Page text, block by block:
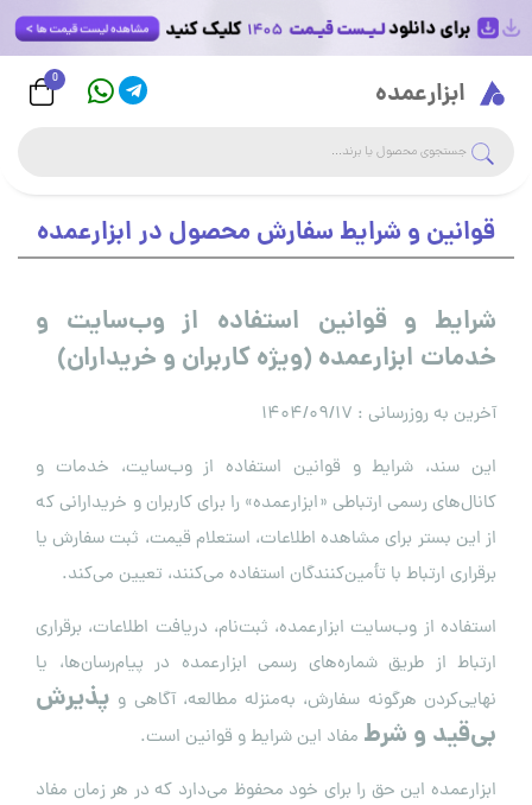
ابزارعمده 0
جستجوی فروشگاه
قوانین و شرایط سفارش محصول در ابزارعمده
شرایط و قوانین استفاده از وب‌سایت و
خدمات ابزارعمده (ویژه کاربران و خریداران)
آخرین به روزرسانی : ۱۴۰۴/۰۹/۱۷
این سند، شرایط و قوانین استفاده از وب‌سایت، خدمات و
کانال‌های رسمی ارتباطی «ابزارعمده» را برای کاربران و خریدارانی که
از این بستر برای مشاهده اطلاعات، استعلام قیمت، ثبت سفارش یا
برقراری ارتباط با تأمین‌کنندگان استفاده می‌کنند، تعیین می‌کند.
استفاده از وب‌سایت ابزارعمده، ثبت‌نام، دریافت اطلاعات، برقراری
ارتباط از طریق شماره‌های رسمی ابزارعمده در پیام‌رسان‌ها، یا
نهایی‌کردن هرگونه سفارش، به‌منزله مطالعه، آگاهی و پذیرش
بی‌قید و شرط مفاد این شرایط و قوانین است.
ابزارعمده این حق را برای خود محفوظ می‌دارد که در هر زمان مفاد